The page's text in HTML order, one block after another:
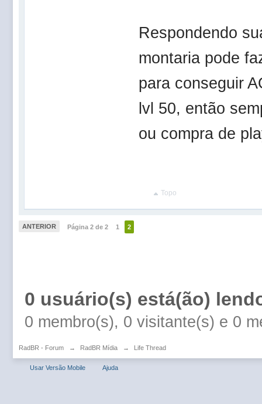
Respondendo
montaria pode
para conseguir
lvl 50, então
ou compra de
Topo
ANTERIOR Página 2 de 2 1 2
0 usuário(s) está(ão)
0 membro(s), 0 visitante(s) e 0
RadBR - Forum → RadBR Mídia → Life Thread
Usar Versão Mobile Ajuda